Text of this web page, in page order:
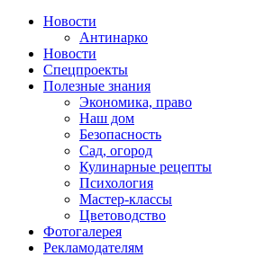
Новости
Антинарко
Новости
Спецпроекты
Полезные знания
Экономика, право
Наш дом
Безопасность
Сад, огород
Кулинарные рецепты
Психология
Мастер-классы
Цветоводство
Фотогалерея
Рекламодателям